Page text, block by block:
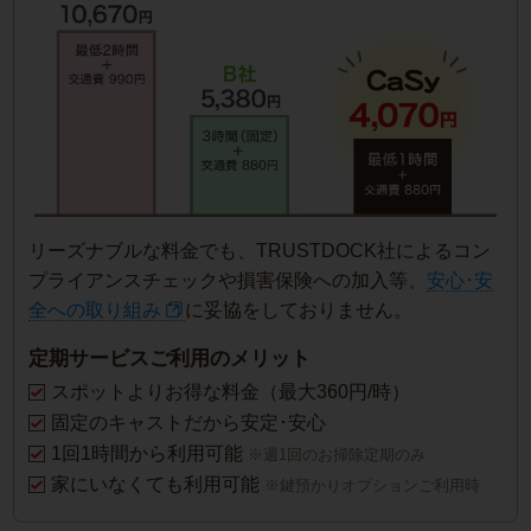
リーズナブルな料金でも、TRUSTDOCK社によるコン
プライアンスチェックや損害保険への加入等、 安心･安
全への取り組み
に妥協をしておりません。
定期サービスご利用のメリット
スポットよりお得な料金（最大360円/時）
固定のキャストだから安定･安心
1回1時間から利用可能 ※週1回のお掃除定期のみ
家にいなくても利用可能 ※鍵預かりオプションご利用時